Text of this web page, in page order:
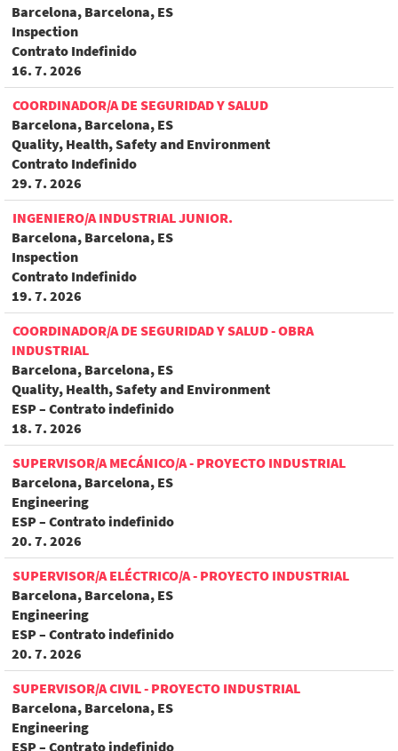
Barcelona, Barcelona, ES
Inspection
Contrato Indefinido
16. 7. 2026
COORDINADOR/A DE SEGURIDAD Y SALUD
Barcelona, Barcelona, ES
Quality, Health, Safety and Environment
Contrato Indefinido
29. 7. 2026
INGENIERO/A INDUSTRIAL JUNIOR.
Barcelona, Barcelona, ES
Inspection
Contrato Indefinido
19. 7. 2026
COORDINADOR/A DE SEGURIDAD Y SALUD - OBRA
INDUSTRIAL
Barcelona, Barcelona, ES
Quality, Health, Safety and Environment
ESP – Contrato indefinido
18. 7. 2026
SUPERVISOR/A MECÁNICO/A - PROYECTO INDUSTRIAL
Barcelona, Barcelona, ES
Engineering
ESP – Contrato indefinido
20. 7. 2026
SUPERVISOR/A ELÉCTRICO/A - PROYECTO INDUSTRIAL
Barcelona, Barcelona, ES
Engineering
ESP – Contrato indefinido
20. 7. 2026
SUPERVISOR/A CIVIL - PROYECTO INDUSTRIAL
Barcelona, Barcelona, ES
Engineering
ESP – Contrato indefinido